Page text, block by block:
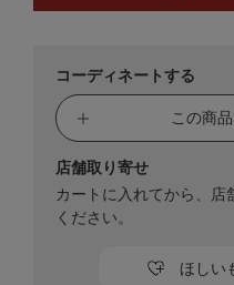
コーディネートする
この商
ほしい
店舗取り寄せ
カートに入れてから、店
ください。